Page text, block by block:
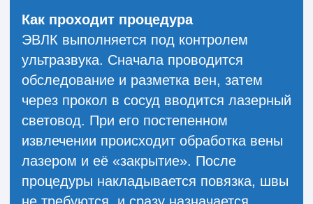
Итог
ЭВЛК — современный, эффективный и
щадящий метод лечения варикозной
болезни, который обеспечивает хороший
лечебный и эстетический результат и
традиционным операциям